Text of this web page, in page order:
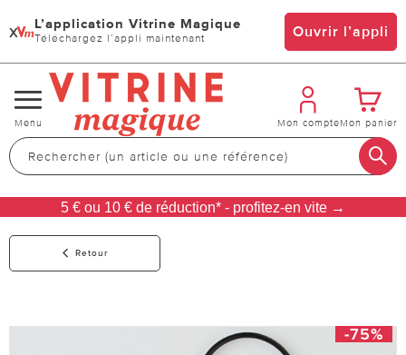
x L’application Vitrine Magique
Téléchargez l’appli maintenant Ouvrir l’appli
Changer
de
navigation
Menu Mon compteMon panier
5 € ou 10 € de réduction* - profitez-en vite →
Retour
-75%